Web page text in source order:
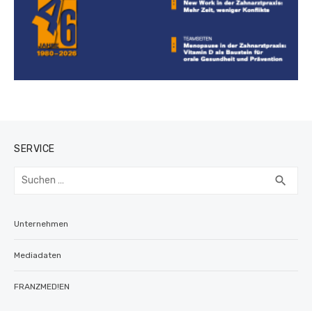
SERVICE
Suchen
search
Unternehmen
Mediadaten
FRANZMED!EN